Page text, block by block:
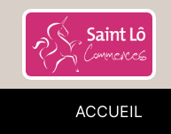
ACCUEIL